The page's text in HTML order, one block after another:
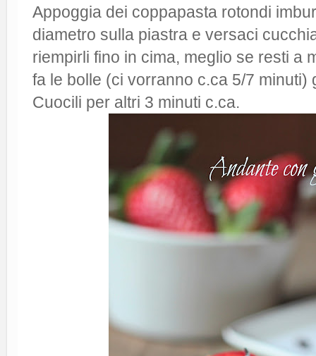
Appoggia dei coppapasta rotondi
diametro sulla piastra e versaci
riempirli fino in cima, meglio se resti a
fa le bolle (ci vorranno c.ca 5/7 minuti)
Cuocili per altri 3 minuti c.ca.